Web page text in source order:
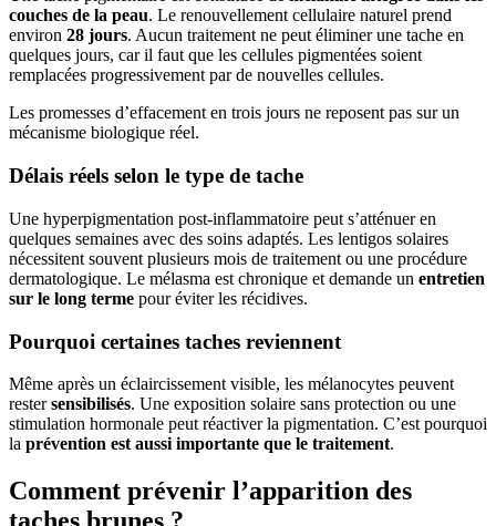
couches de la peau. Le renouvellement cellulaire naturel prend
environ 28 jours. Aucun traitement ne peut éliminer une tache en
quelques jours, car il faut que les cellules pigmentées soient
remplacées progressivement par de nouvelles cellules.
Les promesses d’effacement en trois jours ne reposent pas sur un
mécanisme biologique réel.
Délais réels selon le type de tache
Une hyperpigmentation post-inflammatoire peut s’atténuer en
quelques semaines avec des soins adaptés. Les lentigos solaires
nécessitent souvent plusieurs mois de traitement ou une procédure
dermatologique. Le mélasma est chronique et demande un entretien
sur le long terme pour éviter les récidives.
Pourquoi certaines taches reviennent
Même après un éclaircissement visible, les mélanocytes peuvent
restersensibilisés. Une exposition solaire sans protection ou une
stimulation hormonale peut réactiver la pigmentation. C’est pourquoi
la prévention est aussi importante que le traitement.
Comment prévenir l’apparition des